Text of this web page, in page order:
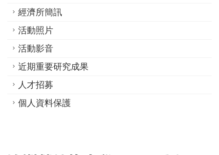
經濟所簡訊
活動照片
活動影音
近期重要研究成果
人才招募
個人資料保護